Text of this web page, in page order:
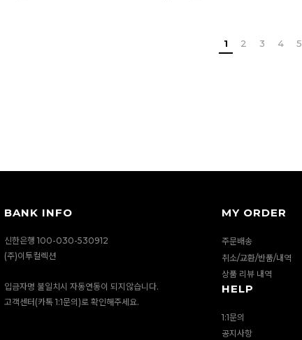
1 2 3 4 5
BANK INFO
신한은행 100-030-530912
(주)이투컬렉션
입금자명 불일치시 자동연동이 되지않습니다.
고객센터(카톡 1:1문의)로 확인해주세요.
MY ORDER
주문배송
취소/교환/반품/내역
상품 리뷰 내역
HELP
1:1문의
공지사항